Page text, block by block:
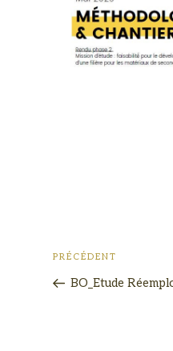
PRÉCÉDENT
BO_Etude